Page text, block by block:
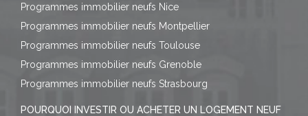
Programmes immobilier neufs Nice
Programmes immobilier neufs Montpellier
Programmes immobilier neufs Toulouse
Programmes immobilier neufs Grenoble
Programmes immobilier neufs Strasbourg
POURQUOI INVESTIR OU ACHETER UN LOGEMENT NEUF